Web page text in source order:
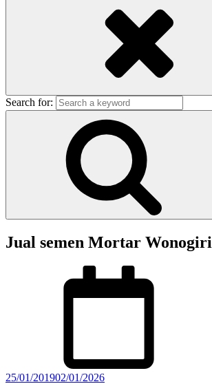
Search for:
Jual semen Mortar Wonogiri
25/01/201902/01/2026